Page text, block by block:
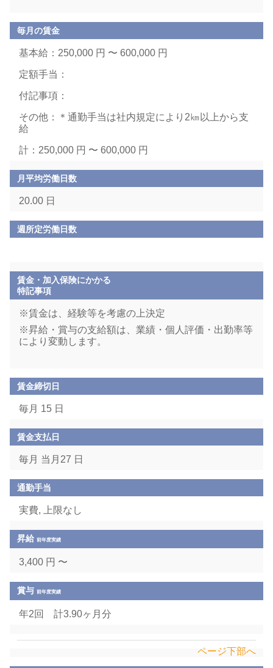
毎月の賃金
基本給：250,000 円 〜 600,000 円
定額手当：
付記事項：
その他：＊通勤手当は社内規定により2㎞以上から支
給
計：250,000 円 〜 600,000 円
月平均労働日数
20.00 日
週所定労働日数
賃金・加入保険にかかる
特記事項
※賃金は、経験等を考慮の上決定
※昇給・賞与の支給額は、業績・個人評価・出勤率等
により変動します。
賃金締切日
毎月 15 日
賃金支払日
毎月 当月27 日
通勤手当
実費, 上限なし
昇給前年度実績
3,400 円 〜
賞与前年度実績
年2回 計3.90ヶ月分
ページ下部へ